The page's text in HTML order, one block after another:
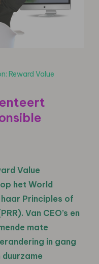
Reward Value
Value
het World
haar Principles of
Van CEO’s en
mate
in gang